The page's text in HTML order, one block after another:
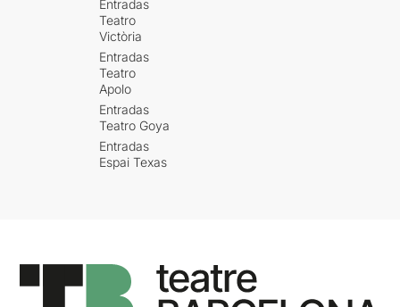
Entradas
Teatro
Victòria
Entradas
Teatro
Apolo
Entradas
Teatro Goya
Entradas
Espai Texas